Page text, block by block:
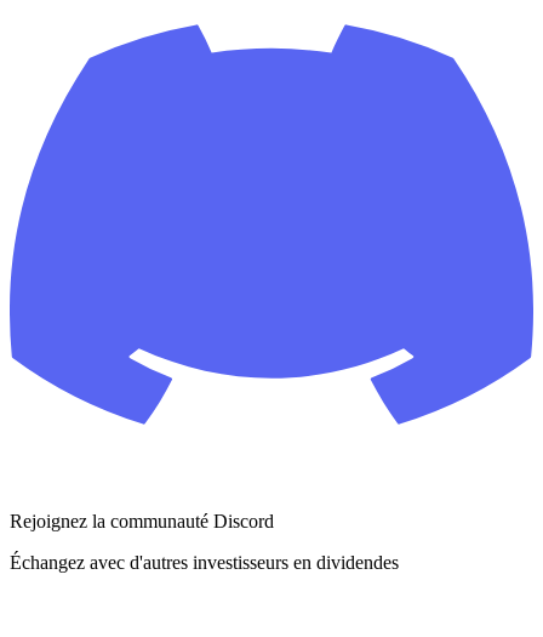
Rejoignez la communauté Discord
Échangez avec d'autres investisseurs en dividendes